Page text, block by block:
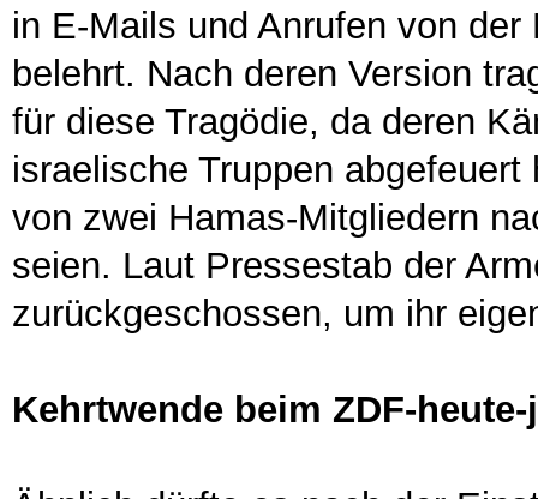
in E-Mails und Anrufen von
belehrt. Nach deren Version
für diese Tragödie, da deren
israelische Truppen
von zwei Hamas-Mitgliedern
seien. Laut Pressestab der
zurückgeschossen, um ihr
Kehrtwende beim ZDF-